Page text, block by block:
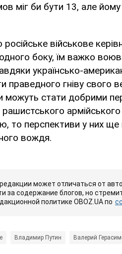
міг би бути 13, але
військове
боку, їм важко
українсько-
праведного гніву свого
можуть стати добрими
то перспективи у них ще
вождя.
может отличаться от
за содержание блогов, но
политике OBOZ.UA по
Владимир Путин Валерий